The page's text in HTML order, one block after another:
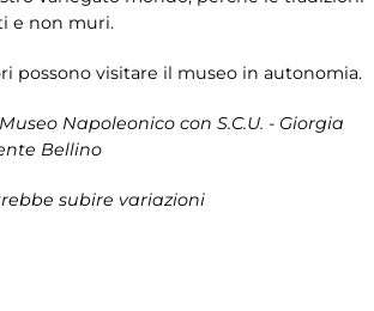
e non muri.
possono visitare il museo in autonomia.
Museo Napoleonico con S.C.U. - Giorgia
Bellino
subire variazioni